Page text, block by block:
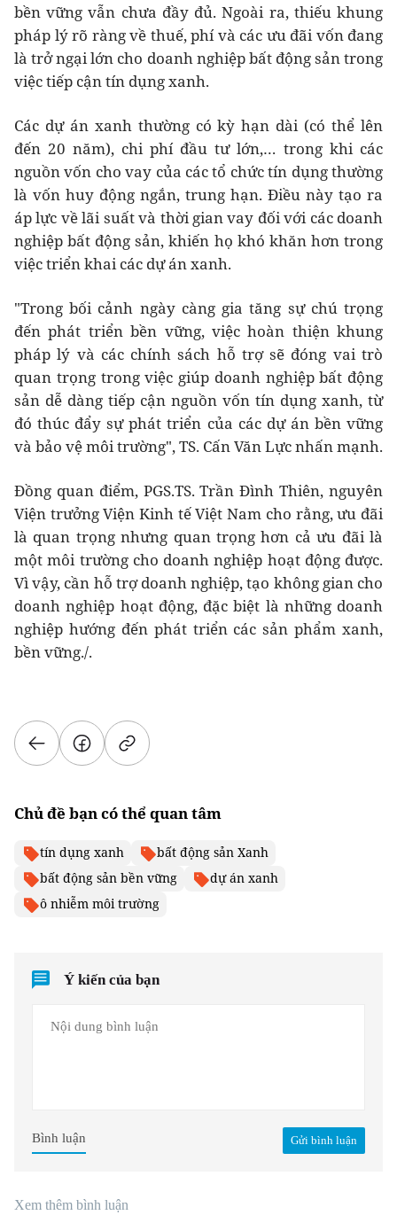
bền vững vẫn chưa đầy đủ. Ngoài ra, thiếu khung
pháp lý rõ ràng về thuế, phí và các ưu đãi vốn đang
là trở ngại lớn cho doanh nghiệp bất động sản trong
việc tiếp cận tín dụng xanh.
Các dự án xanh thường có kỳ hạn dài (có thể lên
đến 20 năm), chi phí đầu tư lớn,… trong khi các
nguồn vốn cho vay của các tổ chức tín dụng thường
là vốn huy động ngắn, trung hạn. Điều này tạo ra
áp lực về lãi suất và thời gian vay đối với các doanh
nghiệp bất động sản, khiến họ khó khăn hơn trong
việc triển khai các dự án xanh.
"Trong bối cảnh ngày càng gia tăng sự chú trọng
đến phát triển bền vững, việc hoàn thiện khung
pháp lý và các chính sách hỗ trợ sẽ đóng vai trò
quan trọng trong việc giúp doanh nghiệp bất động
sản dễ dàng tiếp cận nguồn vốn tín dụng xanh, từ
đó thúc đẩy sự phát triển của các dự án bền vững
và bảo vệ môi trường", TS. Cấn Văn Lực nhấn mạnh.
Đồng quan điểm, PGS.TS. Trần Đình Thiên, nguyên
Viện trưởng Viện Kinh tế Việt Nam cho rằng, ưu đãi
là quan trọng nhưng quan trọng hơn cả ưu đãi là
một môi trường cho doanh nghiệp hoạt động được.
Vì vậy, cần hỗ trợ doanh nghiệp, tạo không gian cho
doanh nghiệp hoạt động, đặc biệt là những doanh
nghiệp hướng đến phát triển các sản phẩm xanh,
bền vững./.
Chủ đề bạn có thể quan tâm
tín dụng xanh
bất động sản Xanh
bất động sản bền vững
dự án xanh
ô nhiễm môi trường
Ý kiến của bạn
Gửi bình luận
Bình luận
Xem thêm bình luận